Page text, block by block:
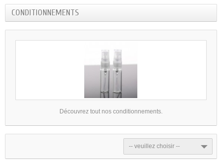
CONDITIONNEMENTS
Découvrez tout nos conditionnements.
-- veuillez choisir --